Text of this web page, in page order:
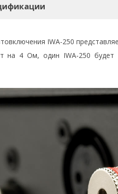
IWA-250
на 4 Ом, один IWA-250 будет